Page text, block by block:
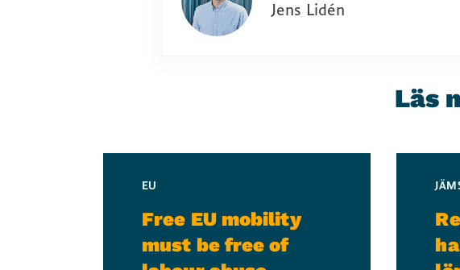
Jens Lidén
Läs
EU
Free EU mobility
must be free of